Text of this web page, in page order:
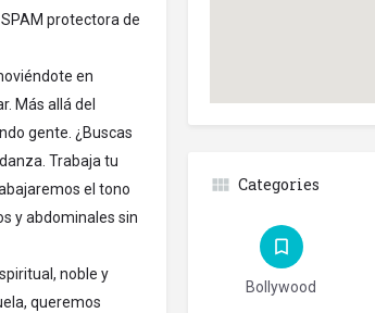
protectora de
en
Más allá del
gente. ¿Buscas
Trabaja tu
el tono
y abdominales sin
noble y
queremos
Categories
Bollywood